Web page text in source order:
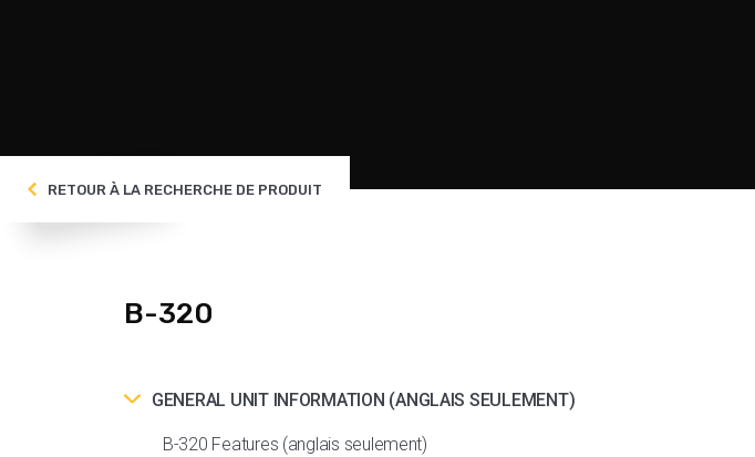
RETOUR À LA RECHERCHE DE PRODUIT
B-320
GENERAL UNIT INFORMATION (ANGLAIS SEULEMENT)
B-320 Features (anglais seulement)